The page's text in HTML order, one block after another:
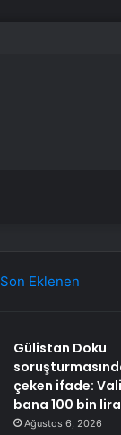
Son Eklenen
Gülistan Doku
çeken ifade:
bana 100 bin
Ağustos 6, 2026